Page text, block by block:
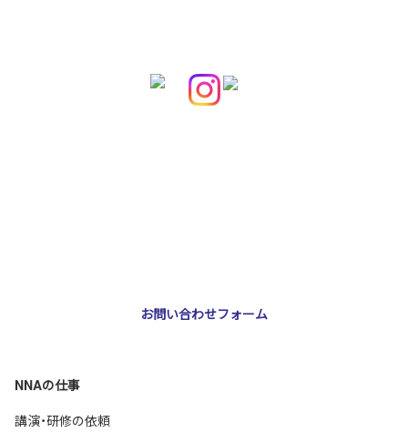
お問い合わせフォーム
NNAの仕事
講演・研修の依頼